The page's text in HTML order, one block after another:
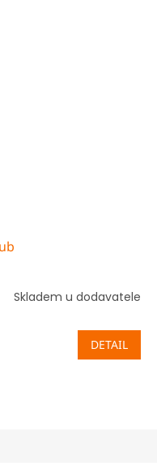
Skladem u dodavatele
DETAIL